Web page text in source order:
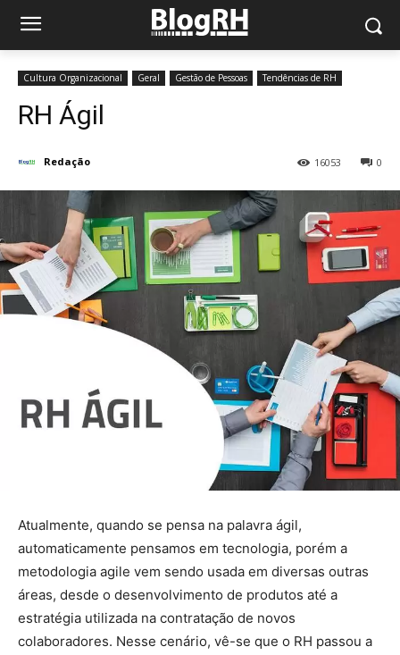
Cultura Organizacional Geral Gestão de Pessoas Tendências de RH
RH Ágil
Redação 0
16053
Atualmente, quando se pensa na palavra ágil,
automaticamente pensamos em tecnologia, porém a
metodologia agile vem sendo usada em diversas outras
áreas, desde o desenvolvimento de produtos até a
estratégia utilizada na contratação de novos
colaboradores. Nesse cenário, vê-se que o RH passou a